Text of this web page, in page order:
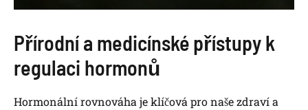
Přírodní a medicínské přístupy k
regulaci hormonů
Hormonální rovnováha je klíčová pro naše zdraví a